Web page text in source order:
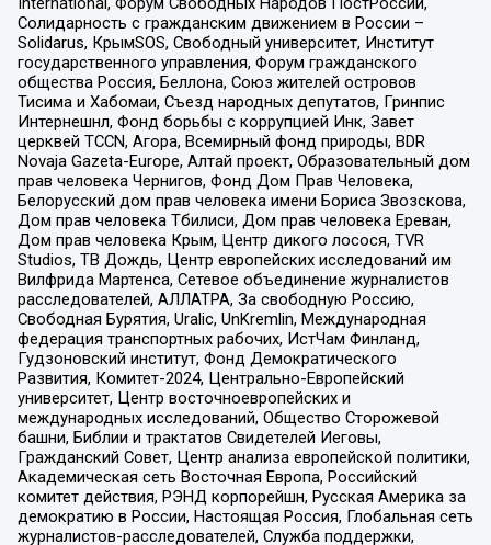
Солидарность с гражданским движением в России –
Solidarus, КрымSOS, Свободный университет, Институт
государственного управления, Форум гражданского
общества Россия, Беллона, Союз жителей островов
Тисима и Хабомаи, Съезд народных депутатов, Гринпис
Интернешнл, Фонд борьбы с коррупцией Инк, Завет
церквей TCCN, Агора, Всемирный фонд природы, BDR
Novaja Gazeta-Europe, Алтай проект, Образовательный дом
прав человека Чернигов, Фонд Дом Прав Человека,
Белорусский дом прав человека имени Бориса Звозскова,
Дом прав человека Тбилиси, Дом прав человека Ереван,
Дом прав человека Крым, Центр дикого лосося, TVR
Studios, ТВ Дождь, Центр европейских исследований им
Вилфрида Мартенса, Сетевое объединение журналистов
расследователей, АЛЛАТРА, За свободную Россию,
Свободная Бурятия, Uralic, UnKremlin, Международная
федерация транспортных рабочих, ИстЧам Финланд,
Гудзоновский институт, Фонд Демократического
Развития, Комитет-2024, Центрально-Европейский
университет, Центр восточноевропейских и
международных исследований, Общество Сторожевой
башни, Библии и трактатов Свидетелей Иеговы,
Гражданский Совет, Центр анализа европейской политики,
Академическая сеть Восточная Европа, Российский
комитет действия, РЭНД корпорейшн, Русская Америка за
демократию в России, Настоящая Россия, Глобальная сеть
журналистов-расследователей, Служба поддержки,